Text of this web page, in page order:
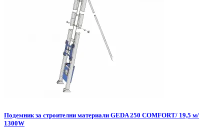
Подемник за строителни материали GEDA 250 COMFORT/ 19,5 м/
1300W